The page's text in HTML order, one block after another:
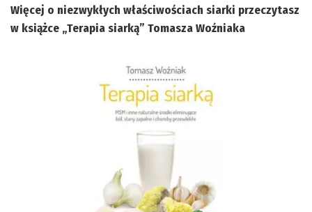
Więcej o niezwykłych właściwościach siarki przeczytasz
w książce „Terapia siarką” Tomasza Woźniaka